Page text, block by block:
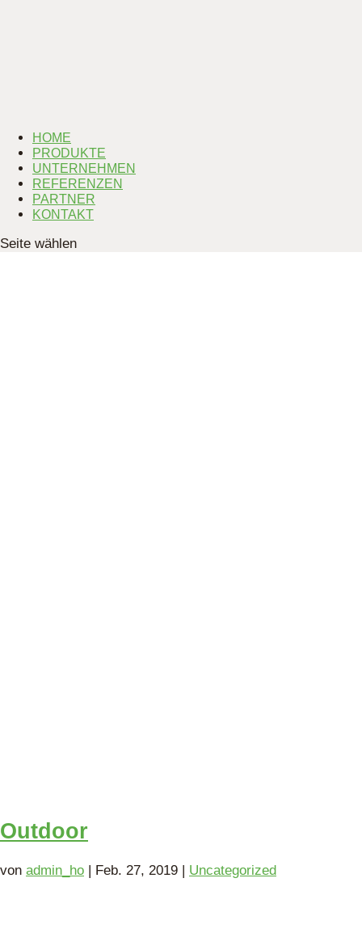
HOME
PRODUKTE
UNTERNEHMEN
REFERENZEN
PARTNER
KONTAKT
Seite wählen
Outdoor
von admin_ho | Feb. 27, 2019 | Uncategorized